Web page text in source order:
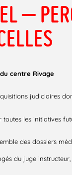
–
centre Rivage
judiciaires
les initiatives
des dossiers
du juge